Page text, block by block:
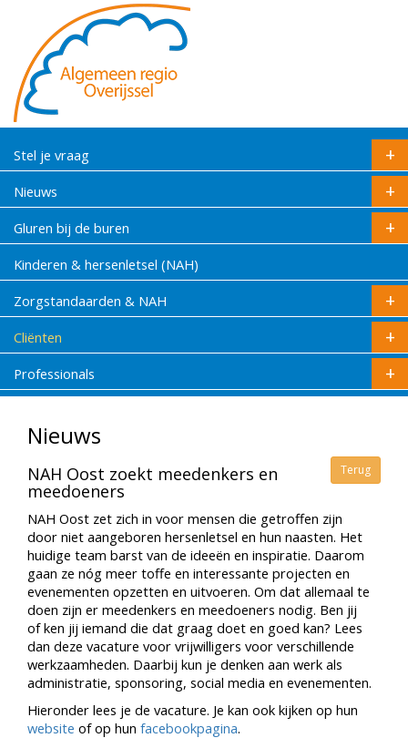
Stel je vraag
Nieuws
Gluren bij de buren
Kinderen & hersenletsel (NAH)
Zorgstandaarden & NAH
Cliënten
Professionals
Nieuws
Terug
NAH Oost zoekt meedenkers en
meedoeners
NAH Oost zet zich in voor mensen die getroffen zijn
door niet aangeboren hersenletsel en hun naasten. Het
huidige team barst van de ideeën en inspiratie. Daarom
gaan ze nóg meer toffe en interessante projecten en
evenementen opzetten en uitvoeren. Om dat allemaal te
doen zijn er meedenkers en meedoeners nodig. Ben jij
of ken jij iemand die dat graag doet en goed kan? Lees
dan deze vacature voor vrijwilligers voor verschillende
werkzaamheden. Daarbij kun je denken aan werk als
administratie, sponsoring, social media en evenementen.
Hieronder lees je de vacature. Je kan ook kijken op hun
website of op hun facebookpagina.